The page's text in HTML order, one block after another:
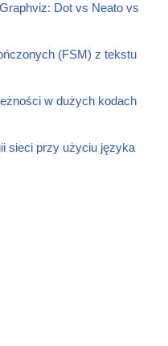
Dot vs Neato vs
(FSM) z tekstu
w dużych kodach
sieci przy użyciu języka